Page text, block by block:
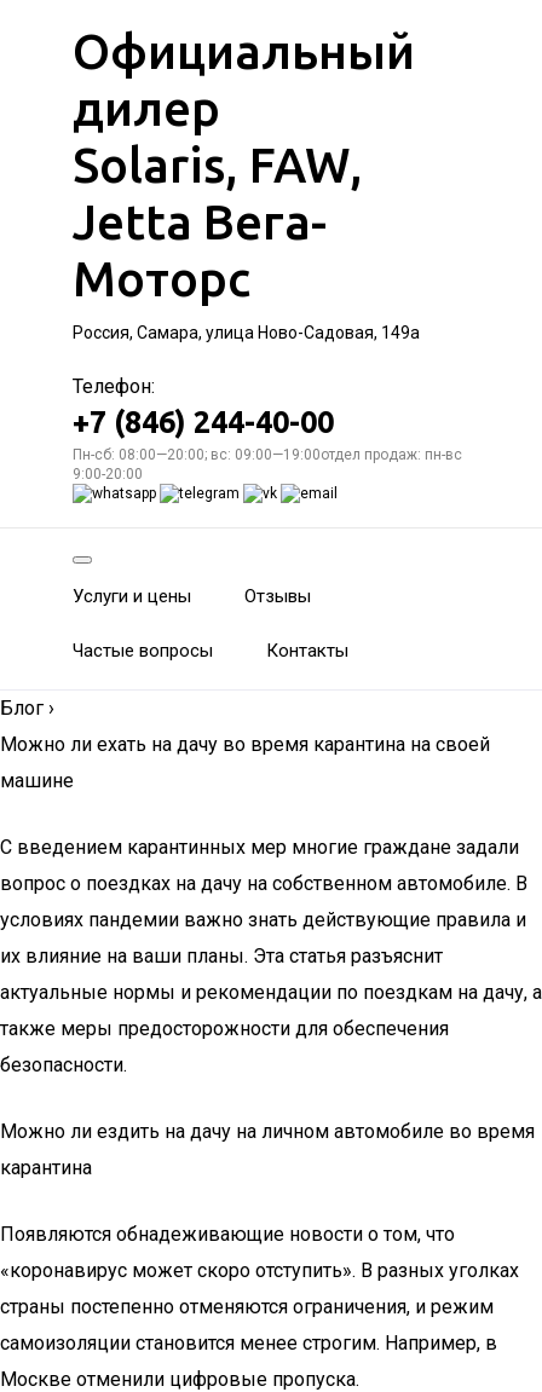
Официальный
дилер
Solaris, FAW,
Jetta Вега-
Моторс
Россия, Самара, улица Ново-Садовая, 149а
Телефон:
+7 (846) 244-40-00
Пн-сб: 08:00—20:00; вс: 09:00—19:00отдел продаж: пн-вс
9:00-20:00
Услуги и цены Отзывы
Частые вопросы Контакты
Блог ›
Можно ли ехать на дачу во время карантина на своей
машине
С введением карантинных мер многие граждане задали
вопрос о поездках на дачу на собственном автомобиле. В
условиях пандемии важно знать действующие правила и
их влияние на ваши планы. Эта статья разъяснит
актуальные нормы и рекомендации по поездкам на дачу, а
также меры предосторожности для обеспечения
безопасности.
Можно ли ездить на дачу на личном автомобиле во время
карантина
Появляются обнадеживающие новости о том, что
«коронавирус может скоро отступить». В разных уголках
страны постепенно отменяются ограничения, и режим
самоизоляции становится менее строгим. Например, в
Москве отменили цифровые пропуска.